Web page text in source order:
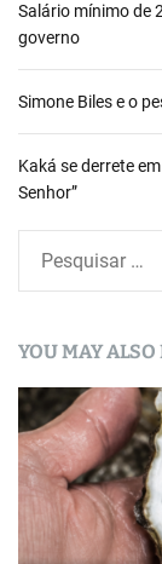
Salário mínimo de
governo
Simone Biles e o
Kaká se derrete
Senhor”
u
i
s
a
r
YOU MAY ALSO